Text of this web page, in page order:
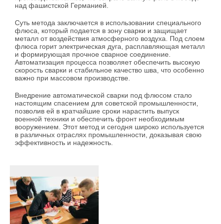
над фашистской Германией.
Суть метода заключается в использовании специального
флюса, который подается в зону сварки и защищает
металл от воздействия атмосферного воздуха. Под слоем
флюса горит электрическая дуга, расплавляющая металл
и формирующая прочное сварное соединение.
Автоматизация процесса позволяет обеспечить высокую
скорость сварки и стабильное качество шва, что особенно
важно при массовом производстве.
Внедрение автоматической сварки под флюсом стало
настоящим спасением для советской промышленности,
позволив ей в кратчайшие сроки нарастить выпуск
военной техники и обеспечить фронт необходимым
вооружением. Этот метод и сегодня широко используется
в различных отраслях промышленности, доказывая свою
эффективность и надежность.